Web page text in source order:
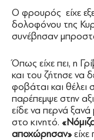
Ο φρουρός είχε
δολοφόνου της
συνέβησαν
Όπως είχε πει, η
και του ζήτησε να
φοβάται και θέλει
παρέπεμψε στην
είδε να περνά
στο κινητό.
αποχώρησαν»είχε